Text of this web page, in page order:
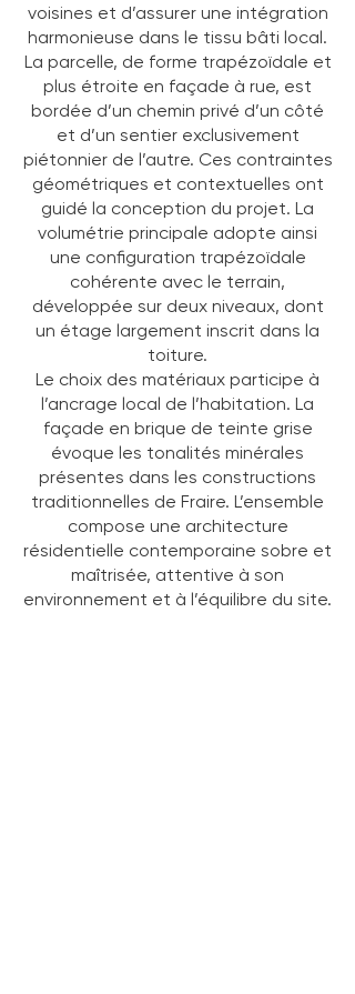
voisines et d’assurer une intégration
harmonieuse dans le tissu bâti local.
La parcelle, de forme trapézoïdale et
plus étroite en façade à rue, est
bordée d’un chemin privé d’un côté
et d’un sentier exclusivement
piétonnier de l’autre. Ces contraintes
géométriques et contextuelles ont
guidé la conception du projet. La
volumétrie principale adopte ainsi
une configuration trapézoïdale
cohérente avec le terrain,
développée sur deux niveaux, dont
un étage largement inscrit dans la
toiture.
Le choix des matériaux participe à
l’ancrage local de l’habitation. La
façade en brique de teinte grise
évoque les tonalités minérales
présentes dans les constructions
traditionnelles de Fraire. L’ensemble
compose une architecture
résidentielle contemporaine sobre et
maîtrisée, attentive à son
environnement et à l’équilibre du site.